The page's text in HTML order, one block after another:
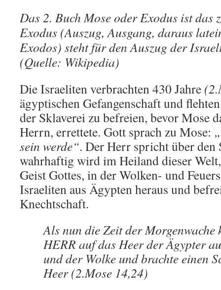
Das 2. Buch Mose oder Exodus ist das
Exodus (Auszug, Ausgang, daraus
Exodos) steht für den Auszug der
(Quelle: Wikipedia)
Die Israeliten verbrachten 430 Jahre
ägyptischen Gefangenschaft und
der Sklaverei zu befreien, bevor Mose
Herrn, errettete. Gott sprach zu Mose:
sein werde“. Der Herr spricht über den
wahrhaftig wird im Heiland dieser
Geist Gottes, in der Wolken- und
Israeliten aus Ägypten heraus und
Knechtschaft.
Als nun die Zeit der Morgenwache
HERR auf das Heer der Ägypter
und der Wolke und brachte einen
Heer (2.Mose 14,24)